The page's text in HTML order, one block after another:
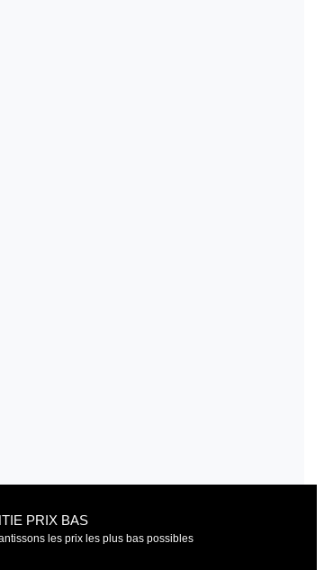
PRIX BAS
les prix les plus bas possibles